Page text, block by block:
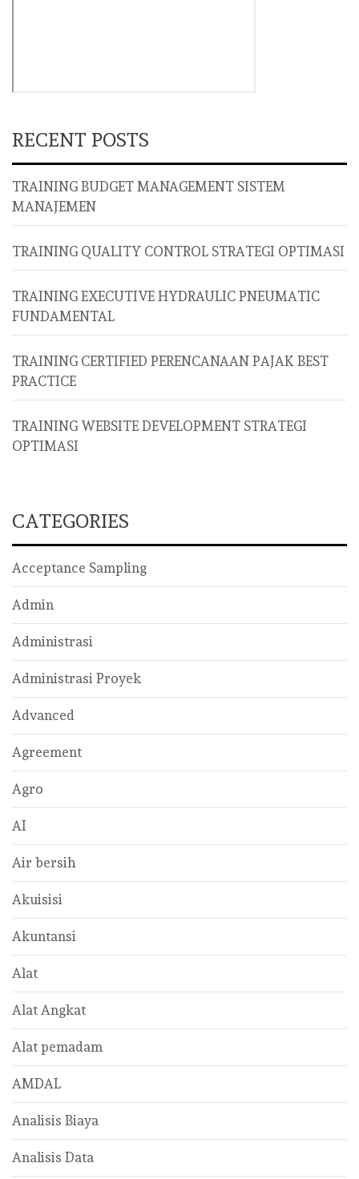
RECENT POSTS
TRAINING BUDGET MANAGEMENT SISTEM
MANAJEMEN
TRAINING QUALITY CONTROL STRATEGI OPTIMASI
TRAINING EXECUTIVE HYDRAULIC PNEUMATIC
FUNDAMENTAL
TRAINING CERTIFIED PERENCANAAN PAJAK BEST
PRACTICE
TRAINING WEBSITE DEVELOPMENT STRATEGI
OPTIMASI
CATEGORIES
Acceptance Sampling
Admin
Administrasi
Administrasi Proyek
Advanced
Agreement
Agro
AI
Air bersih
Akuisisi
Akuntansi
Alat
Alat Angkat
Alat pemadam
AMDAL
Analisis Biaya
Analisis Data